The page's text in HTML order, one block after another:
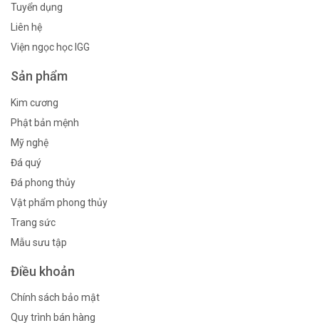
Tuyển dụng
Liên hệ
Viện ngọc học IGG
Sản phẩm
Kim cương
Phật bản mệnh
Mỹ nghệ
Đá quý
Đá phong thủy
Vật phẩm phong thủy
Trang sức
Mẫu sưu tập
Điều khoản
Chính sách bảo mật
Quy trình bán hàng